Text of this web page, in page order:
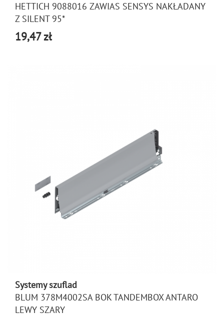
HETTICH 9088016 ZAWIAS SENSYS NAKŁADANY
Z SILENT 95*
19,47 zł
Systemy szuflad
BLUM 378M4002SA BOK TANDEMBOX ANTARO
LEWY SZARY